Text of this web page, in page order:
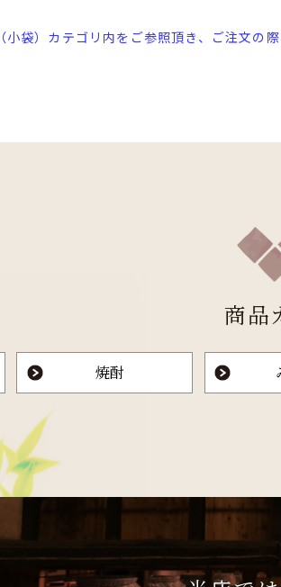
袋）カテゴリ内をご参照頂き、ご注文の際
商品
焼酎